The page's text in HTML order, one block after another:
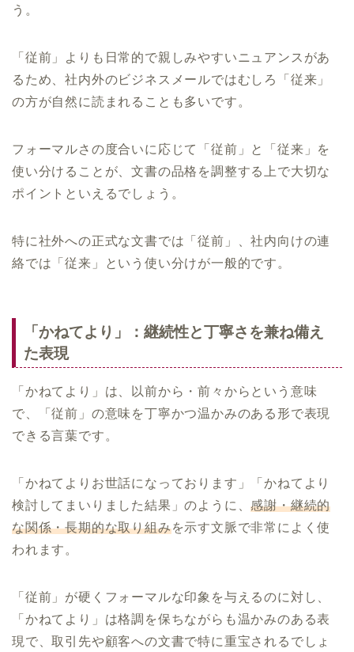
う。
「従前」よりも日常的で親しみやすいニュアンスがあ
るため、社内外のビジネスメールではむしろ「従来」
の方が自然に読まれることも多いです。
フォーマルさの度合いに応じて「従前」と「従来」を
使い分けることが、文書の品格を調整する上で大切な
ポイントといえるでしょう。
特に社外への正式な文書では「従前」、社内向けの連
絡では「従来」という使い分けが一般的です。
「かねてより」：継続性と丁寧さを兼ね備え
た表現
「かねてより」は、以前から・前々からという意味
で、「従前」の意味を丁寧かつ温かみのある形で表現
できる言葉です。
「かねてよりお世話になっております」「かねてより
検討してまいりました結果」のように、感謝・継続的
な関係・長期的な取り組みを示す文脈で非常によく使
われます。
「従前」が硬くフォーマルな印象を与えるのに対し、
「かねてより」は格調を保ちながらも温かみのある表
現で、取引先や顧客への文書で特に重宝されるでしょ